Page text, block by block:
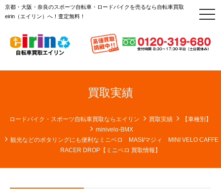
京都・大阪・奈良のスポーツ自転車・ロードバイクを売るなら自転車買取
eirin（エイリン）へ！査定無料！
t
o
l
e
v
o
n
買取実績
ロードバイク・スポーツ自転車買取ならエイリン 買取実績
【車種別】
minivelo-BMX
観光などのポタリングにも便利なミニベロ MASI/マジィ MINI VELO CAFFE
RACER DROP【ミニベロ 買取情報】